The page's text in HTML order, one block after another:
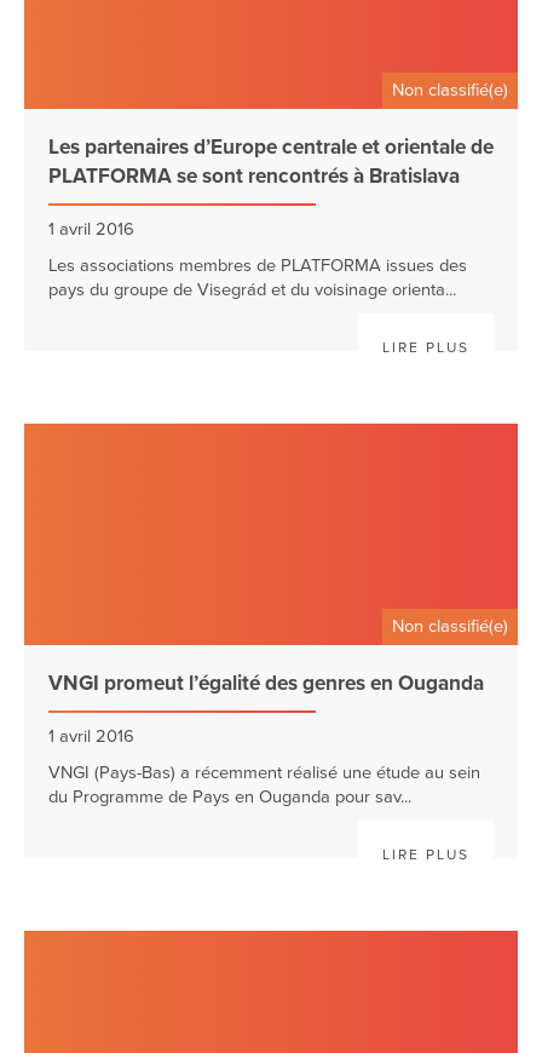
Non classifié(e)
Les partenaires d’Europe centrale et orientale de
PLATFORMA se sont rencontrés à Bratislava
1 avril 2016
Les associations membres de PLATFORMA issues des
pays du groupe de Visegrád et du voisinage orienta...
LIRE PLUS
Non classifié(e)
VNGI promeut l’égalité des genres en Ouganda
1 avril 2016
VNGI (Pays-Bas) a récemment réalisé une étude au sein
du Programme de Pays en Ouganda pour sav...
LIRE PLUS